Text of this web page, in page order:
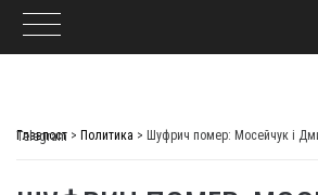
Главпост > Политика >
Шуфрич помер: Мосейчук і Дмитрук повідомили про це в Telegram